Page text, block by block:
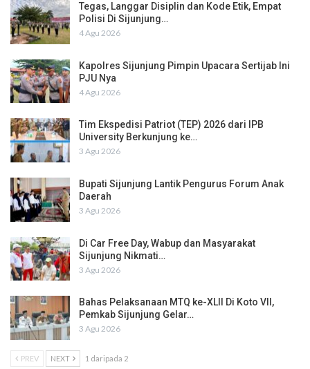
Tegas, Langgar Disiplin dan Kode Etik, Empat
Polisi Di Sijunjung…
4 Agu 2026
Kapolres Sijunjung Pimpin Upacara Sertijab Ini
PJU Nya
4 Agu 2026
Tim Ekspedisi Patriot (TEP) 2026 dari IPB
University Berkunjung ke…
3 Agu 2026
Bupati Sijunjung Lantik Pengurus Forum Anak
Daerah
3 Agu 2026
Di Car Free Day, Wabup dan Masyarakat
Sijunjung Nikmati…
3 Agu 2026
Bahas Pelaksanaan MTQ ke-XLII Di Koto VII,
Pemkab Sijunjung Gelar…
3 Agu 2026
PREV NEXT 1 daripada 2